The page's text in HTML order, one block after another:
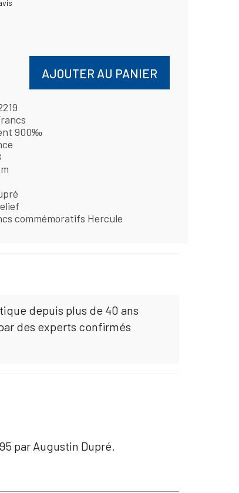
AJOUTER AU PANIER
900‰
commémoratifs Hercule
depuis plus de 40 ans
des experts confirmés
par Augustin Dupré.